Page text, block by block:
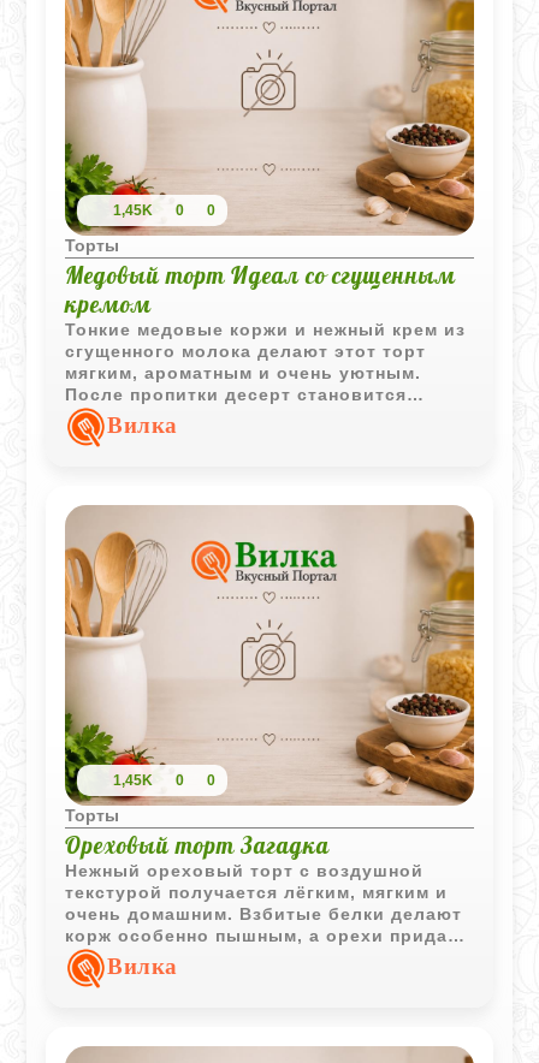
1,45K 0 0
Торты
Медовый торт Идеал со сгущенным
кремом
Тонкие медовые коржи и нежный крем из
сгущенного молока делают этот торт
мягким, ароматным и очень уютным.
После пропитки десерт становится
особенно нежным и буквально тает во
рту. Вилка
1,45K 0 0
Торты
Ореховый торт Загадка
Нежный ореховый торт с воздушной
текстурой получается лёгким, мягким и
очень домашним. Взбитые белки делают
корж особенно пышным, а орехи придают
приятный насыщенный вкус.
Вилка